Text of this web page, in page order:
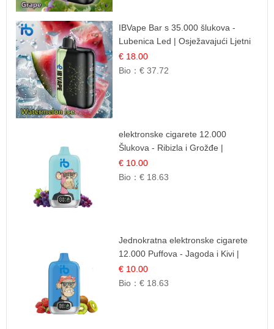
IBVape Bar s 35.000 šlukova -
Lubenica Led | Osježavajući Ljetni
Okus
€ 18.00
Bio：€ 37.72
elektronske cigarete 12.000
Šlukova - Ribizla i Grožđe |
Elegantna Voćna Kombinacija
€ 10.00
Bio：€ 18.63
Jednokratna elektronske cigarete
12.000 Puffova - Jagoda i Kivi |
Sočna Voćna Kombinacija
€ 10.00
Bio：€ 18.63